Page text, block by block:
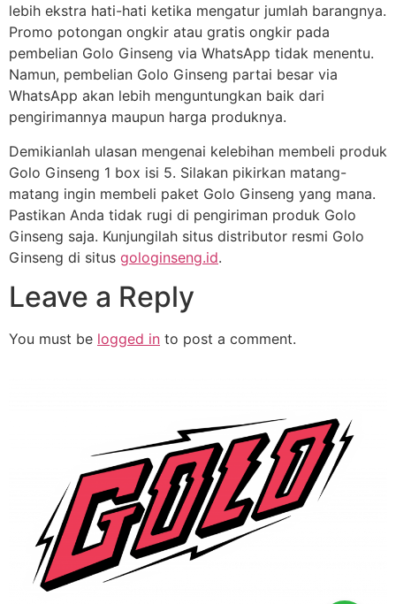
lebih ekstra hati-hati ketika mengatur jumlah barangnya.
Promo potongan ongkir atau gratis ongkir pada
pembelian Golo Ginseng via WhatsApp tidak menentu.
Namun, pembelian Golo Ginseng partai besar via
WhatsApp akan lebih menguntungkan baik dari
pengirimannya maupun harga produknya.
Demikianlah ulasan mengenai kelebihan membeli produk
Golo Ginseng 1 box isi 5. Silakan pikirkan matang-
matang ingin membeli paket Golo Ginseng yang mana.
Pastikan Anda tidak rugi di pengiriman produk Golo
Ginseng saja. Kunjungilah situs distributor resmi Golo
Ginseng di situs gologinseng.id.
Leave a Reply
You must be logged in to post a comment.